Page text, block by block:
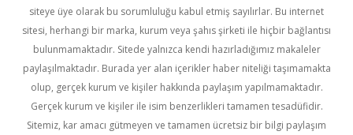
siteye üye olarak bu sorumluluğu kabul etmiş sayılırlar. Bu internet
sitesi, herhangi bir marka, kurum veya şahıs şirketi ile hiçbir bağlantısı
bulunmamaktadır. Sitede yalnızca kendi hazırladığımız makaleler
paylaşılmaktadır. Burada yer alan içerikler haber niteliği taşımamakta
olup, gerçek kurum ve kişiler hakkında paylaşım yapılmamaktadır.
Gerçek kurum ve kişiler ile isim benzerlikleri tamamen tesadüfidir.
Sitemiz, kar amacı gütmeyen ve tamamen ücretsiz bir bilgi paylaşım